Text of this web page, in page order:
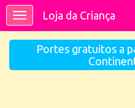
ToggleLoja da Criança
Portes gratuitos a